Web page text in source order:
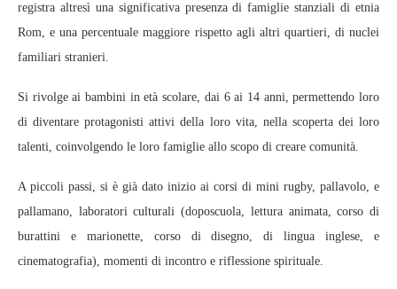
registra altresì una significativa presenza di famiglie stanziali di etnia
Rom, e una percentuale maggiore rispetto agli altri quartieri, di nuclei
familiari stranieri.
Si rivolge ai bambini in età scolare, dai 6 ai 14 anni, permettendo loro
di diventare protagonisti attivi della loro vita, nella scoperta dei loro
talenti, coinvolgendo le loro famiglie allo scopo di creare comunità.
A piccoli passi, si è già dato inizio ai corsi di mini rugby, pallavolo, e
pallamano, laboratori culturali (doposcuola, lettura animata, corso di
burattini e marionette, corso di disegno, di lingua inglese, e
cinematografia), momenti di incontro e riflessione spirituale.